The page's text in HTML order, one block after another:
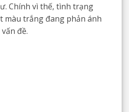
Chính vì thế, tình trạng
màu trắng đang phản ánh
đề.